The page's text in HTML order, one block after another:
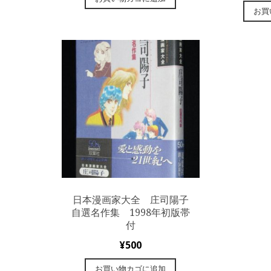
お
日本漫画家大全 庄司陽子
自選名作集 1998年初版帯
付
¥500
お買い物カゴに追加